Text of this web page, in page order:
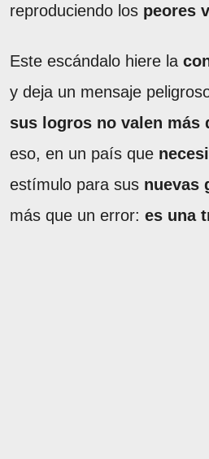
reproduciendo los peores
Este escándalo hiere la
y deja un mensaje
sus logros no valen más
eso, en un país que
estímulo para sus nuevas
más que un error: es una